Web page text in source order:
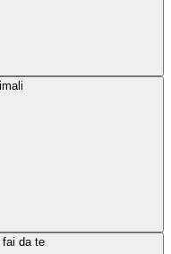
fai da te